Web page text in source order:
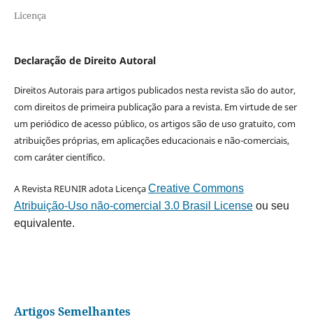
Licença
Declaração de Direito Autoral
Direitos Autorais para artigos publicados nesta revista são do autor,
com direitos de primeira publicação para a revista. Em virtude de ser
um periódico de acesso público, os artigos são de uso gratuito, com
atribuições próprias, em aplicações educacionais e não-comerciais,
com caráter científico.
A Revista REUNIR adota LicençaCreative Commons
Atribuição-Uso não-comercial 3.0 Brasil Licenseou seu
equivalente.
Artigos Semelhantes